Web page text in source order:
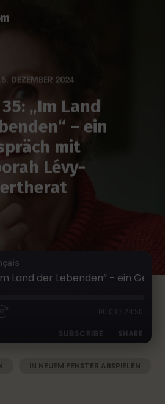
DEZEMBER 2024
„Im Land
– ein
mit
Lévy-
Folge 35: „Im Land der Lebenden“ - ein Gespräch mit Déborah Lévy-Bertherat
00:00 24:50
SUBSCRIBE SHARE
Deezer
IN NEUEM FENSTER ABSPIELEN